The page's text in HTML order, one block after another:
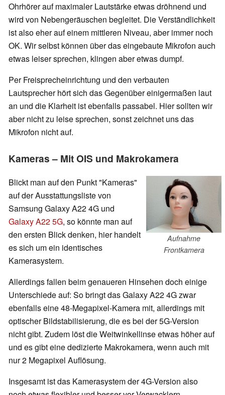
Ohrhörer auf maximaler Lautstärke etwas dröhnend und
wird von Nebengeräuschen begleitet. Die Verständlichkeit
ist also eher auf einem mittleren Niveau, aber immer noch
OK. Wir selbst können über das eingebaute Mikrofon auch
etwas leiser sprechen, klingen aber etwas dumpf.
Per Freisprecheinrichtung und den verbauten
Lautsprecher hört sich das Gegenüber einigermaßen laut
an und die Klarheit ist ebenfalls passabel. Hier sollten wir
aber nicht zu leise sprechen, sonst zeichnet uns das
Mikrofon nicht auf.
Kameras – Mit OIS und Makrokamera
Aufnahme
Frontkamera
Blickt man auf den Punkt "Kameras"
auf der Ausstattungsliste von
Samsung Galaxy A22 4G und
Galaxy A22 5G, so könnte man auf
den ersten Blick denken, hier handelt
es sich um ein identisches
Kamerasystem.
Allerdings fallen beim genaueren Hinsehen doch einige
Unterschiede auf: So bringt das Galaxy A22 4G zwar
ebenfalls eine 48-Megapixel-Kamera mit, allerdings mit
optischer Bildstabilisierung, die es bei der 5G-Version
nicht gibt. Zudem löst die Weitwinkellinse etwas höher auf
und es gibt eine dedizierte Makrokamera, wenn auch mit
nur 2 Megapixel Auflösung.
Insgesamt ist das Kamerasystem der 4G-Version also